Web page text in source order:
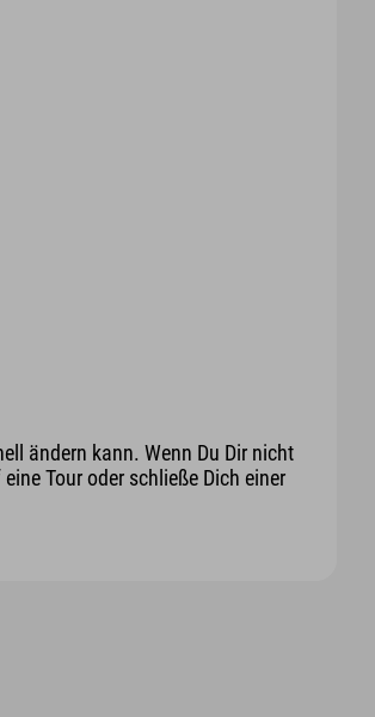
ändern kann. Wenn Du Dir nicht
Tour oder schließe Dich einer